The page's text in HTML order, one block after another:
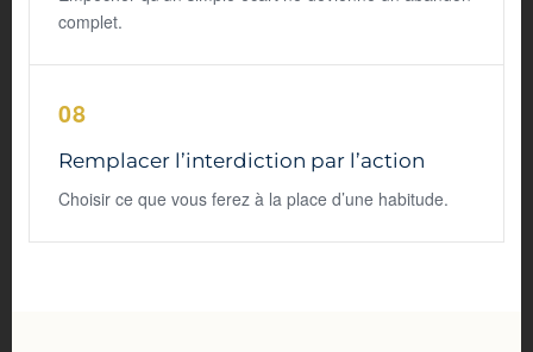
complet.
08
Remplacer l’interdiction par l’action
Choisir ce que vous ferez à la place d’une habitude.